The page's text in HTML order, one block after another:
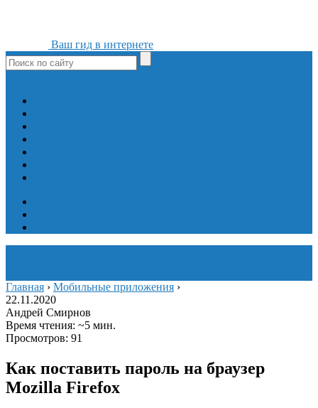
Ваш гид в интернете
Главная › Мобильные приложения ›
22.11.2020
Андрей Смирнов
Время чтения: ~5 мин.
Просмотров: 91
Как поставить пароль на браузер
Mozilla Firefox